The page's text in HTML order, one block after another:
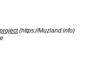
(https://Muzland.info)